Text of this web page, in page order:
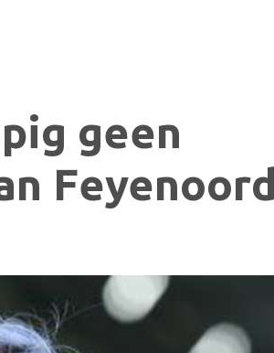
geen
Feyenoord